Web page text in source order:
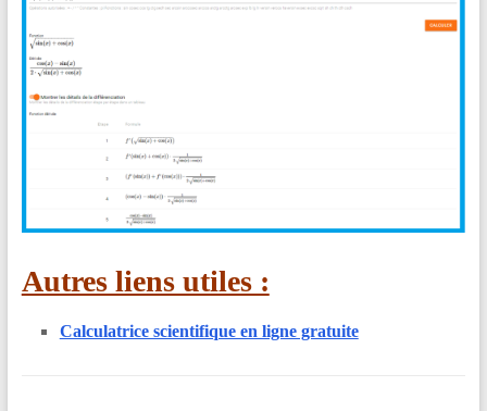
Autres liens utiles :
Calculatrice scientifique en ligne gratuite